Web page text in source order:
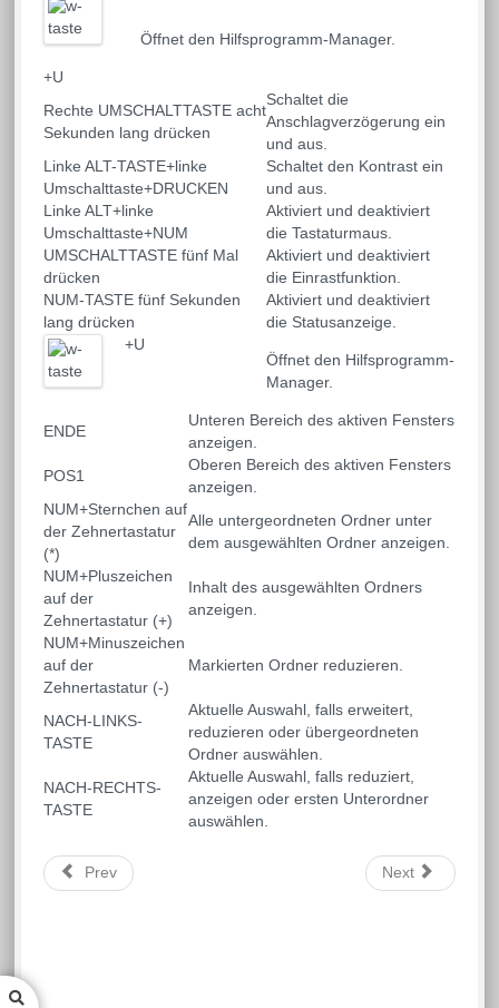
+U
Öffnet den Hilfsprogramm-Manager.
Rechte UMSCHALTTASTE acht
Sekunden lang drücken
Schaltet die
Anschlagverzögerung ein
und aus.
Linke ALT-TASTE+linke
Umschalttaste+DRUCKEN
Schaltet den Kontrast ein
und aus.
Linke ALT+linke
Umschalttaste+NUM
Aktiviert und deaktiviert
die Tastaturmaus.
UMSCHALTTASTE fünf Mal
drücken
Aktiviert und deaktiviert
die Einrastfunktion.
NUM-TASTE fünf Sekunden
lang drücken
Aktiviert und deaktiviert
die Statusanzeige.
+U
Öffnet den Hilfsprogramm-
Manager.
ENDE
Unteren Bereich des aktiven Fensters
anzeigen.
POS1
Oberen Bereich des aktiven Fensters
anzeigen.
NUM+Sternchen auf
der Zehnertastatur
(*)
Alle untergeordneten Ordner unter
dem ausgewählten Ordner anzeigen.
NUM+Pluszeichen
auf der
Zehnertastatur (+)
Inhalt des ausgewählten Ordners
anzeigen.
NUM+Minuszeichen
auf der
Zehnertastatur (-)
Markierten Ordner reduzieren.
NACH-LINKS-
TASTE
Aktuelle Auswahl, falls erweitert,
reduzieren oder übergeordneten
Ordner auswählen.
NACH-RECHTS-
TASTE
Aktuelle Auswahl, falls reduziert,
anzeigen oder ersten Unterordner
auswählen.
Prev Next